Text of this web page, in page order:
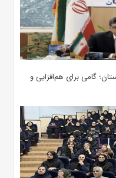
گامی برای هم‌افزایی و